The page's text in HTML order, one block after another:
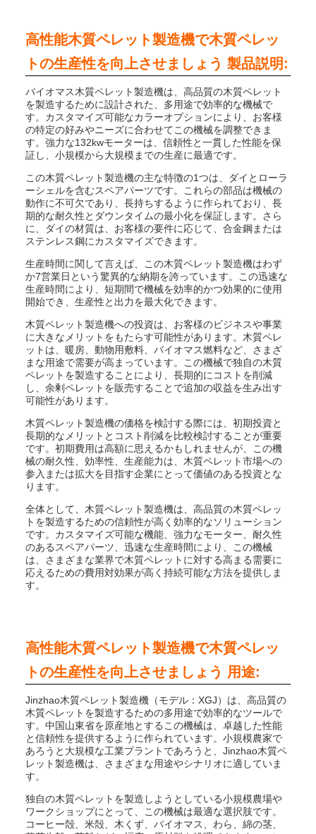
高性能木質ペレット製造機で木質ペレッ
トの生産性を向上させましょう 製品説明:
バイオマス木質ペレット製造機は、高品質の木質ペレット
を製造するために設計された、多用途で効率的な機械で
す。カスタマイズ可能なカラーオプションにより、お客様
の特定の好みやニーズに合わせてこの機械を調整できま
す。強力な132kwモーターは、信頼性と一貫した性能を保
証し、小規模から大規模までの生産に最適です。
この木質ペレット製造機の主な特徴の1つは、ダイとローラ
ーシェルを含むスペアパーツです。これらの部品は機械の
動作に不可欠であり、長持ちするように作られており、長
期的な耐久性とダウンタイムの最小化を保証します。さら
に、ダイの材質は、お客様の要件に応じて、合金鋼または
ステンレス鋼にカスタマイズできます。
生産時間に関して言えば、この木質ペレット製造機はわず
か7営業日という驚異的な納期を誇っています。この迅速な
生産時間により、短期間で機械を効率的かつ効果的に使用
開始でき、生産性と出力を最大化できます。
木質ペレット製造機への投資は、お客様のビジネスや事業
に大きなメリットをもたらす可能性があります。木質ペレ
ットは、暖房、動物用敷料、バイオマス燃料など、さまざ
まな用途で需要が高まっています。この機械で独自の木質
ペレットを製造することにより、長期的にコストを削減
し、余剰ペレットを販売することで追加の収益を生み出す
可能性があります。
木質ペレット製造機の価格を検討する際には、初期投資と
長期的なメリットとコスト削減を比較検討することが重要
です。初期費用は高額に思えるかもしれませんが、この機
械の耐久性、効率性、生産能力は、木質ペレット市場への
参入または拡大を目指す企業にとって価値のある投資とな
ります。
全体として、木質ペレット製造機は、高品質の木質ペレッ
トを製造するための信頼性が高く効率的なソリューション
です。カスタマイズ可能な機能、強力なモーター、耐久性
のあるスペアパーツ、迅速な生産時間により、この機械
は、さまざまな業界で木質ペレットに対する高まる需要に
応えるための費用対効果が高く持続可能な方法を提供しま
す。
高性能木質ペレット製造機で木質ペレッ
トの生産性を向上させましょう 用途:
Jinzhao木質ペレット製造機（モデル：XGJ）は、高品質の
木質ペレットを製造するための多用途で効率的なツールで
す。中国山東省を原産地とするこの機械は、卓越した性能
と信頼性を提供するように作られています。小規模農家で
あろうと大規模な工業プラントであろうと、Jinzhao木質ペ
レット製造機は、さまざまな用途やシナリオに適していま
す。
独自の木質ペレットを製造しようとしている小規模農場や
ワークショップにとって、この機械は最適な選択肢です。
コーヒー殻、米殻、木くず、バイオマス、わら、綿の茎、